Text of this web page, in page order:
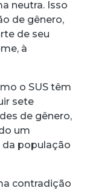
neutra. Isso
de gênero,
de seu
à
o SUS têm
sete
de gênero,
um
população
contradição